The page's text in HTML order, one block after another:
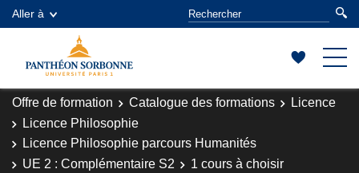
Aller à
Offre de formation Catalogue des formations
Licence
Licence Philosophie
Licence Philosophie parcours Humanités
UE 2 : Complémentaire S2
1 cours à choisir